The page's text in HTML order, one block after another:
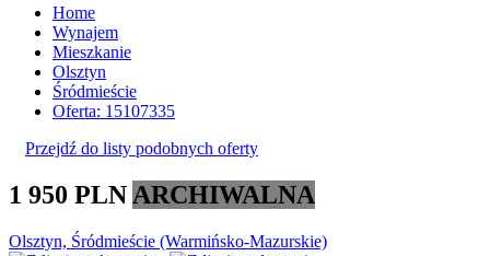
Home
Wynajem
Mieszkanie
Olsztyn
Śródmieście
Oferta: 15107335
Przejdź do listy podobnych oferty
1 950 PLN ARCHIWALNA
Olsztyn, Śródmieście (Warmińsko-Mazurskie)